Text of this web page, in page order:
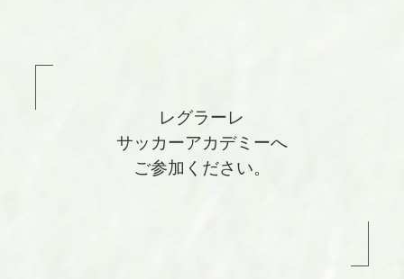
レグラーレ
サッカーアカデミーへ
ご参加ください。